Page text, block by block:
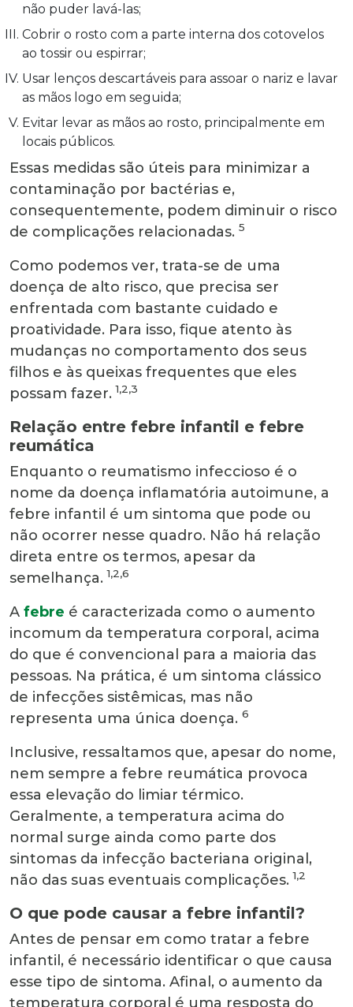
não puder lavá-las;
Cobrir o rosto com a parte interna dos cotovelos
ao tossir ou espirrar;
Usar lenços descartáveis para assoar o nariz e lavar
as mãos logo em seguida;
Evitar levar as mãos ao rosto, principalmente em
locais públicos.
Essas medidas são úteis para minimizar a
contaminação por bactérias e,
consequentemente, podem diminuir o risco
de complicações relacionadas. 5
Como podemos ver, trata-se de uma
doença de alto risco, que precisa ser
enfrentada com bastante cuidado e
proatividade. Para isso, fique atento às
mudanças no comportamento dos seus
filhos e às queixas frequentes que eles
possam fazer. 1,2,3
Relação entre febre infantil e febre
reumática
Enquanto o reumatismo infeccioso é o
nome da doença inflamatória autoimune, a
febre infantil é um sintoma que pode ou
não ocorrer nesse quadro. Não há relação
direta entre os termos, apesar da
semelhança. 1,2,6
A febre é caracterizada como o aumento
incomum da temperatura corporal, acima
do que é convencional para a maioria das
pessoas. Na prática, é um sintoma clássico
de infecções sistêmicas, mas não
representa uma única doença. 6
Inclusive, ressaltamos que, apesar do nome,
nem sempre a febre reumática provoca
essa elevação do limiar térmico.
Geralmente, a temperatura acima do
normal surge ainda como parte dos
sintomas da infecção bacteriana original,
não das suas eventuais complicações. 1,2
O que pode causar a febre infantil?
Antes de pensar em como tratar a febre
infantil, é necessário identificar o que causa
esse tipo de sintoma. Afinal, o aumento da
temperatura corporal é uma resposta do